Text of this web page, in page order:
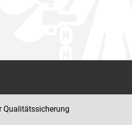
Qualitätssicherung